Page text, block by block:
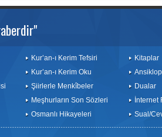
Kur’an-ı Kerim Tefsiri
Kur’an-ı Kerim Oku
Şiirlerle Menkîbeler
Meşhurların Son Sözleri
Osmanlı Hikayeleri
Kitaplar
Dualar
İnternet
Sual/